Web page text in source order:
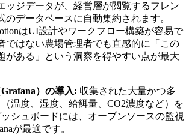
ッジデータが、経営層が閲覧するフレン
のデータベースに自動集約されます。
はUI設計やワークフロー構築が容易で
ではない農場管理者でも直感的に「この
がある」という洞察を得やすい点が最大
）の導入: 収集された大量かつ多
温度、湿度、給餌量、CO2濃度など）を
シュボードには、オープンソースの監視
が最適です。